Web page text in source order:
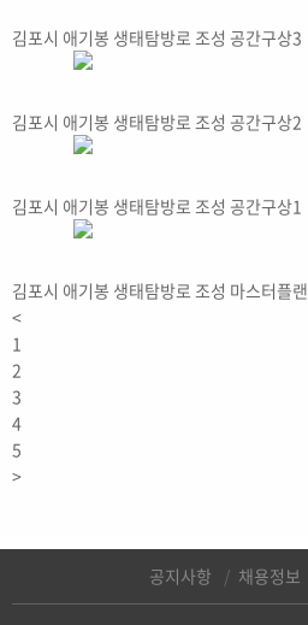
김포시 애기봉 생태탐방로 조성 공간구상3
김포시 애기봉 생태탐방로 조성 공간구상2
김포시 애기봉 생태탐방로 조성 공간구상1
김포시 애기봉 생태탐방로 조성 마스터플랜
<
1
2
3
4
5
>
공지사항 채용정보